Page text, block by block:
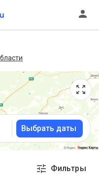
Выбрать даты
Фильтры